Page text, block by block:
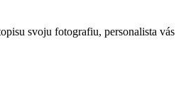
svoju fotografiu, personalista vás